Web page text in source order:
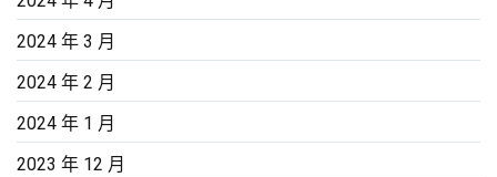
2024 年 3 月
2024 年 2 月
2024 年 1 月
2023 年 12 月